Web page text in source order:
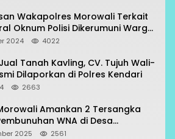
Wakapolres Morowali Terkait
Oknum Polisi Dikerumuni Warga
2024 4022
Tanah Kavling, CV. Tujuh Wali-
Dilaporkan di Polres Kendari
2663
Amankan 2 Tersangka
WNA di Desa
2025 2561